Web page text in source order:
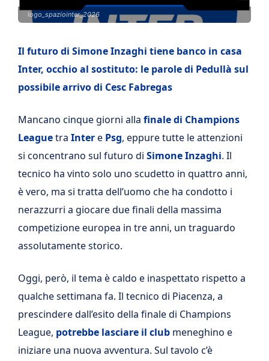
logo_spaziointer_2026
Il futuro di Simone Inzaghi tiene banco in casa
Inter, occhio al sostituto: le parole di Pedullà sul
possibile arrivo di Cesc Fabregas
Mancano cinque giorni alla finale di Champions
Leaguetra Intere Psg, eppure tutte le attenzioni
si concentrano sul futuro di Simone Inzaghi. Il
tecnico ha vinto solo uno scudetto in quattro anni,
è vero, ma si tratta dell’uomo che ha condotto i
nerazzurri a giocare due finali della massima
competizione europea in tre anni, un traguardo
assolutamente storico.
Oggi, però, il tema è caldo e inaspettato rispetto a
qualche settimana fa. Il tecnico di Piacenza, a
prescindere dall’esito della finale di Champions
League, potrebbe lasciare il club meneghino e
iniziare una nuova avventura. Sul tavolo c’è